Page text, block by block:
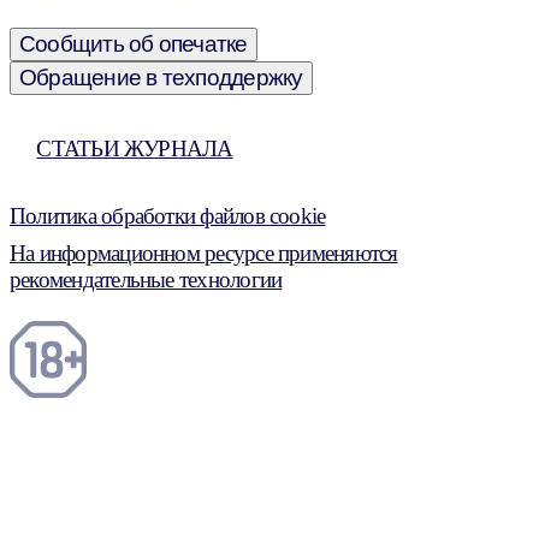
Сообщить об опечатке
Обращение в техподдержку
СТАТЬИ ЖУРНАЛА
Политика обработки файлов cookie
На информационном ресурсе применяются
рекомендательные технологии